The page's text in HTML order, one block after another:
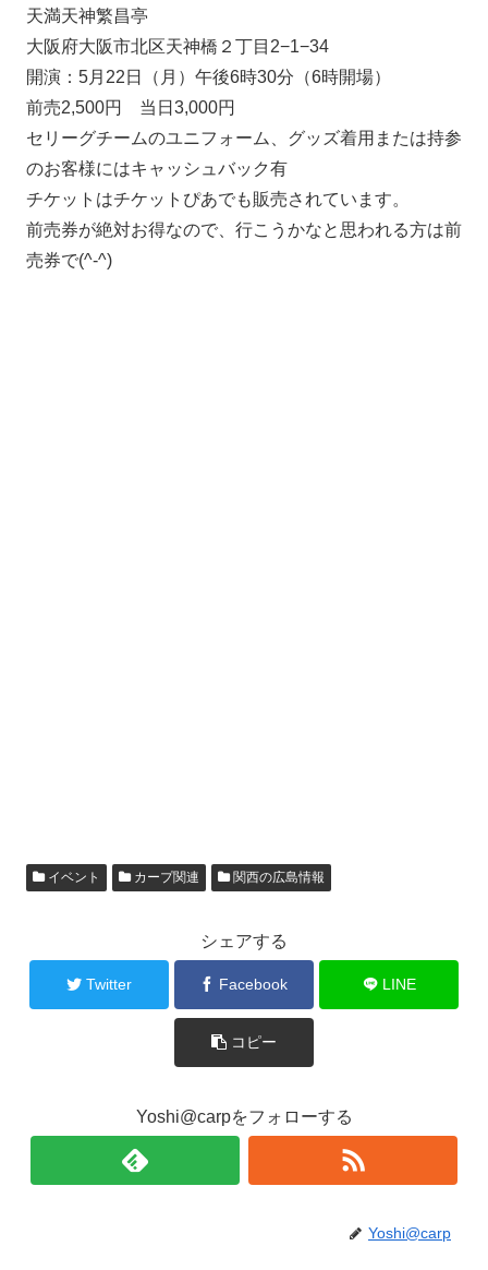
天満天神繁昌亭
大阪府大阪市北区天神橋２丁目2−1−34
開演：5月22日（月）午後6時30分（6時開場）
前売2,500円 当日3,000円
セリーグチームのユニフォーム、グッズ着用または持参
のお客様にはキャッシュバック有
チケットはチケットぴあでも販売されています。
前売券が絶対お得なので、行こうかなと思われる方は前
売券で(^-^)
イベント カープ関連 関西の広島情報
シェアする
Twitter Facebook LINE
コピー
Yoshi@carpをフォローする
Yoshi@carp